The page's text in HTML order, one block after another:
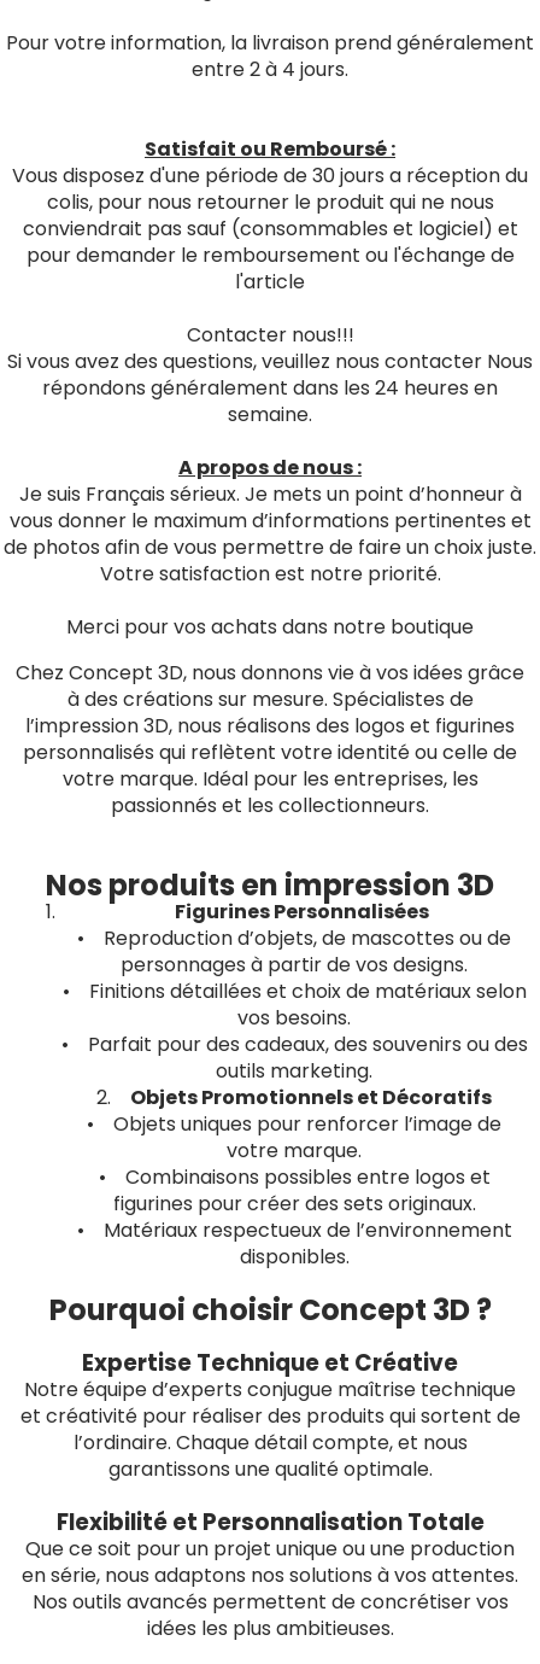
Pour votre information, la livraison prend généralement
entre 2 à 4 jours.
Satisfait ou Remboursé :
Vous disposez d'une période de 30 jours a réception du
colis, pour nous retourner le produit qui ne nous
conviendrait pas sauf (consommables et logiciel) et
pour demander le remboursement ou l'échange de
l'article
Contacter nous!!!
Si vous avez des questions, veuillez nous contacter Nous
répondons généralement dans les 24 heures en
semaine.
A propos de nous :
Je suis Français sérieux. Je mets un point d’honneur à
vous donner le maximum d’informations pertinentes et
de photos afin de vous permettre de faire un choix juste.
Votre satisfaction est notre priorité.
Merci pour vos achats dans notre boutique
Chez Concept 3D, nous donnons vie à vos idées grâce
à des créations sur mesure. Spécialistes de
l’impression 3D, nous réalisons des logos et figurines
personnalisés qui reflètent votre identité ou celle de
votre marque. Idéal pour les entreprises, les
passionnés et les collectionneurs.
Nos produits en impression 3D
Figurines Personnalisées
• Reproduction d’objets, de mascottes ou de
personnages à partir de vos designs.
• Finitions détaillées et choix de matériaux selon
vos besoins.
• Parfait pour des cadeaux, des souvenirs ou des
outils marketing.
2. Objets Promotionnels et Décoratifs
• Objets uniques pour renforcer l’image de
votre marque.
• Combinaisons possibles entre logos et
figurines pour créer des sets originaux.
• Matériaux respectueux de l’environnement
disponibles.
Pourquoi choisir Concept 3D ?
Expertise Technique et Créative
Notre équipe d’experts conjugue maîtrise technique
et créativité pour réaliser des produits qui sortent de
l’ordinaire. Chaque détail compte, et nous
garantissons une qualité optimale.
Flexibilité et Personnalisation Totale
Que ce soit pour un projet unique ou une production
en série, nous adaptons nos solutions à vos attentes.
Nos outils avancés permettent de concrétiser vos
idées les plus ambitieuses.